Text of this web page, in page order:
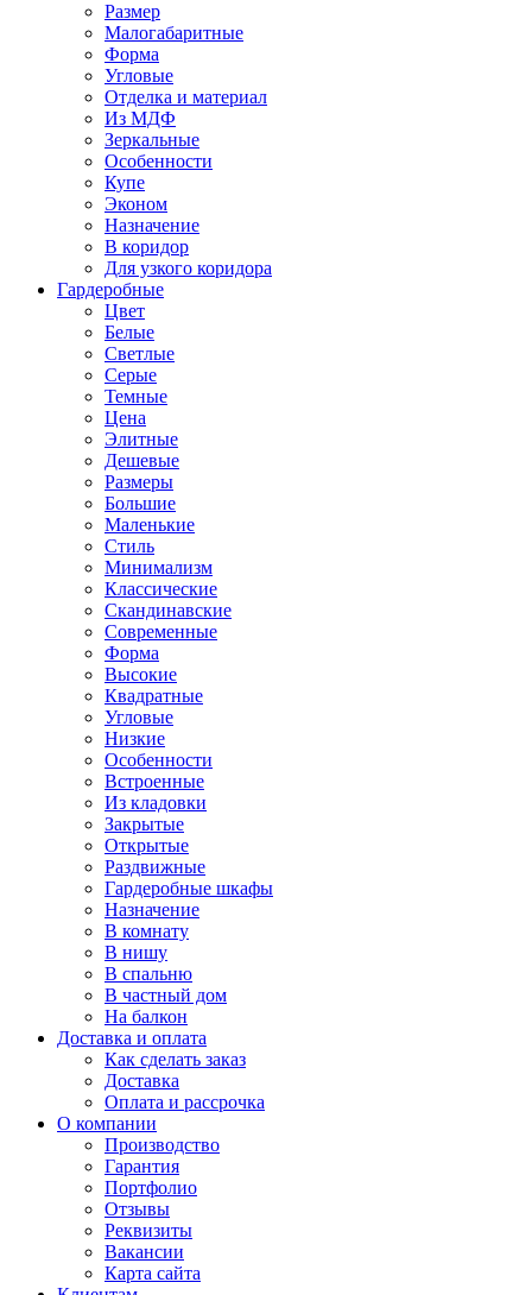
Размер
Малогабаритные
Форма
Угловые
Отделка и материал
Из МДФ
Зеркальные
Особенности
Купе
Эконом
Назначение
В коридор
Для узкого коридора
Гардеробные
Цвет
Белые
Светлые
Серые
Темные
Цена
Элитные
Дешевые
Размеры
Большие
Маленькие
Стиль
Минимализм
Классические
Скандинавские
Современные
Форма
Высокие
Квадратные
Угловые
Низкие
Особенности
Встроенные
Из кладовки
Закрытые
Открытые
Раздвижные
Гардеробные шкафы
Назначение
В комнату
В нишу
В спальню
В частный дом
На балкон
Доставка и оплата
Как сделать заказ
Доставка
Оплата и рассрочка
О компании
Производство
Гарантия
Портфолио
Отзывы
Реквизиты
Вакансии
Карта сайта